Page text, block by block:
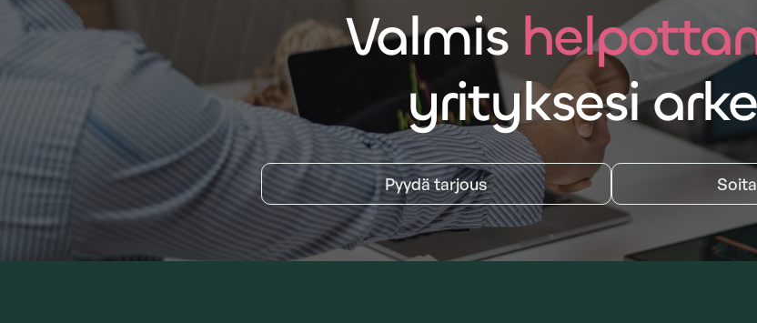
Valmis
yrityksesi
Pyydä tarjous